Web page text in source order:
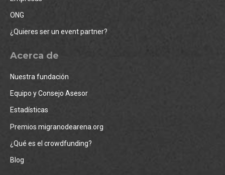
ONG
¿Quieres ser un event partner?
Acerca de
Nuestra fundación
Equipo y Consejo Asesor
Estadísticas
Premios migranodearena.org
¿Qué es el crowdfunding?
Blog